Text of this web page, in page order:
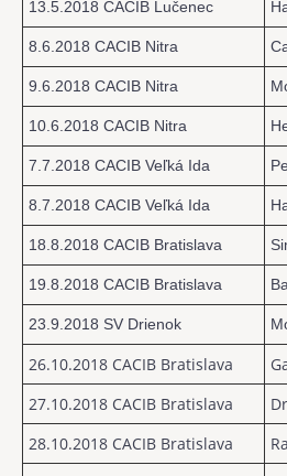
13.5.2018 CACIB Lučenec
8.6.2018 CACIB Nitra
9.6.2018 CACIB Nitra
10.6.2018 CACIB Nitra
7.7.2018 CACIB Veľká Ida
8.7.2018 CACIB Veľká Ida
18.8.2018 CACIB Bratislava
19.8.2018 CACIB Bratislava
23.9.2018 SV Drienok
26.10.2018 CACIB Bratislava
27.10.2018 CACIB Bratislava
28.10.2018 CACIB Bratislava